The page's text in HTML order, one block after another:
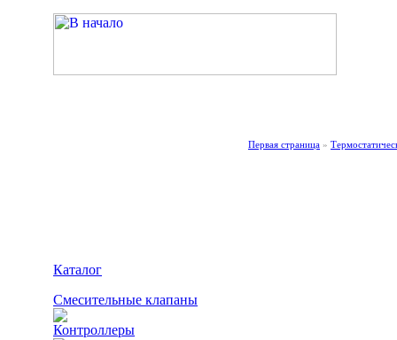
Первая страница »
Каталог
Смесительные клапаны
Контроллеры